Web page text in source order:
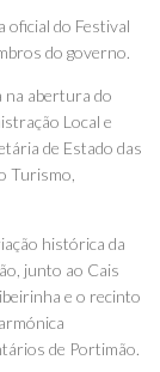
oficial do Festival
do governo.
na abertura do
Local e
de Estado das
Turismo,
histórica da
junto ao Cais
e o recinto
de Portimão.